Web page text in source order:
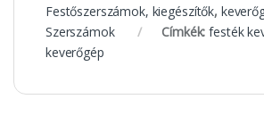
Festőszerszámok, kiegészítők,
Szerszámok
Címkék:festék
keverőgép